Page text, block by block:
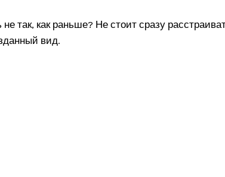
так, как раньше? Не стоит сразу
вид.